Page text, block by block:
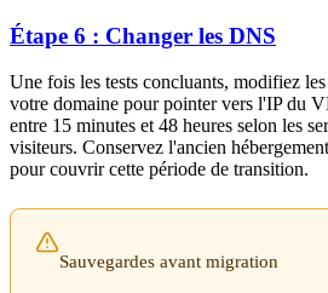
Étape 6 : Changer les DNS
Une fois les tests concluants, modifiez
votre domaine pour pointer vers l'IP du
entre 15 minutes et 48 heures selon les
visiteurs. Conservez l'ancien
pour couvrir cette période de transition.
Sauvegardes avant migration